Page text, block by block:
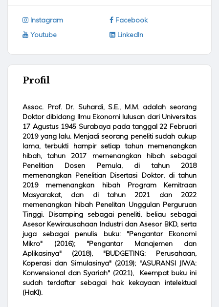
Instagram
Facebook
Youtube
LinkedIn
Profil
Assoc. Prof. Dr. Suhardi, S.E., M.M. adalah seorang
Doktor dibidang Ilmu Ekonomi lulusan dari Universitas
17 Agustus 1945 Surabaya pada tanggal 22 Februari
2019 yang lalu. Menjadi seorang peneliti sudah cukup
lama, terbukti hampir setiap tahun memenangkan
hibah, tahun 2017 memenangkan hibah sebagai
Penelitian Dosen Pemula, di tahun 2018
memenangkan Penelitian Disertasi Doktor, di tahun
2019 memenangkan hibah Program Kemitraan
Masyarakat, dan di tahun 2021 dan 2022
memenangkan hibah Penelitan Unggulan Perguruan
Tinggi. Disamping sebagai peneliti, beliau sebagai
Asesor Kewirausahaan Industri dan Asesor BKD, serta
juga sebagai penulis buku: "Pengantar Ekonomi
Mikro" (2016); "Pengantar Manajemen dan
Aplikasinya" (2018), "BUDGETING: Perusahaan,
Koperasi dan Simulasinya" (2019); "ASURANSI JIWA:
Konvensional dan Syariah" (2021), Keempat buku ini
sudah terdaftar sebagai hak kekayaan intelektual
(HaKI).